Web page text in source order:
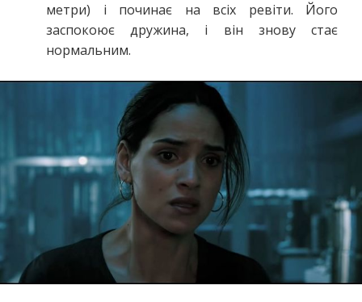
метри) і починає на всіх ревіти. Його
заспокоює дружина, і він знову стає
нормальним.